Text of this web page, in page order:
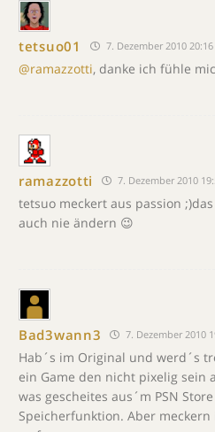
tetsuo01 7. Dezember 2010 20:16
@ramazzotti, danke ich fühle
ramazzotti 7. Dezember 2010
tetsuo meckert aus passion
auch nie ändern 😉
Bad3wann3 7. Dezember 2010
Hab´s im Original und werd´s
ein Game den nicht pixelig sein
was gescheites aus´m PSN
Speicherfunktion. Aber